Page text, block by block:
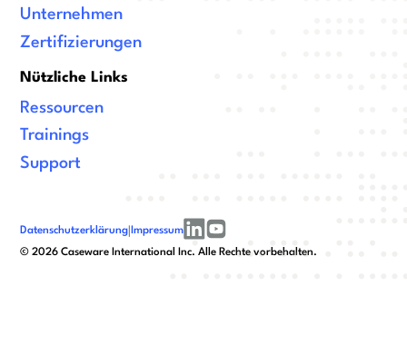
Unternehmen
Zertifizierungen
Nützliche Links
Ressourcen
Trainings
Support
©2026 Caseware International Inc. Alle Rechte vorbehalten.
Datenschutzerklärung | Impressum
linkedinyoutube